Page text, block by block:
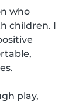
who
children. I
play,